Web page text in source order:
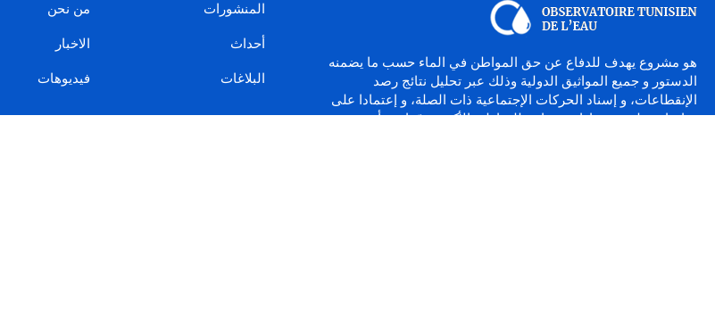
هو مشروع يهدف للدفاع عن حق المواطن في الماء حسب ما يضمنه
الدستور و جميع المواثيق الدولية وذلك عبر تحليل نتائج رصد
الإنقطاعات، و إسناد الحركات الإجتماعية ذات الصلة، و إعتمادا على
دراسات علمية و زيارات ميدانية للمناطق الأكثر تضرّرا من أزمة
المنشورات
أحداث
البلاغات
من نحن
الاخبار
فيديوهات